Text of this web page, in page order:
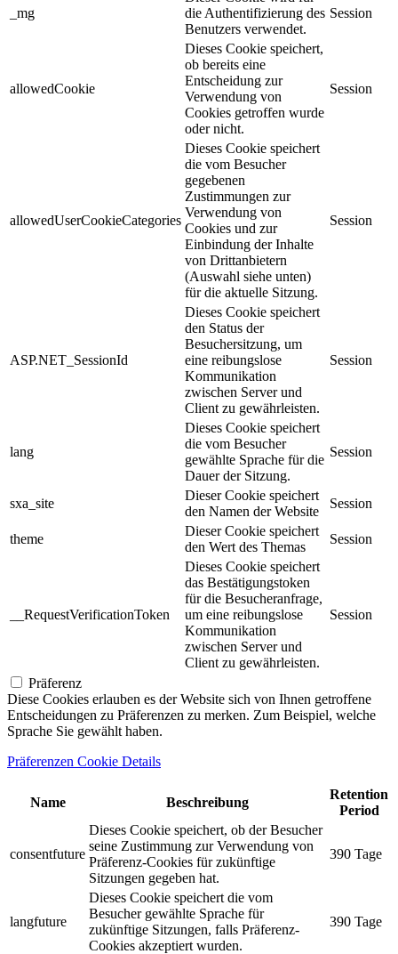
_mg
die Authentifizierung des
Benutzers verwendet.
Session
allowedCookie
Dieses Cookie speichert,
ob bereits eine
Entscheidung zur
Verwendung von
Cookies getroffen wurde
oder nicht.
Session
allowedUserCookieCategories
Dieses Cookie speichert
die vom Besucher
gegebenen
Zustimmungen zur
Verwendung von
Cookies und zur
Einbindung der Inhalte
von Drittanbietern
(Auswahl siehe unten)
für die aktuelle Sitzung.
Session
ASP.NET_SessionId
Dieses Cookie speichert
den Status der
Besuchersitzung, um
eine reibungslose
Kommunikation
zwischen Server und
Client zu gewährleisten.
Session
lang
Dieses Cookie speichert
die vom Besucher
gewählte Sprache für die
Dauer der Sitzung.
Session
sxa_site
Dieser Cookie speichert
den Namen der Website
Session
theme
Dieser Cookie speichert
den Wert des Themas
Session
__RequestVerificationToken
Dieses Cookie speichert
das Bestätigungstoken
für die Besucheranfrage,
um eine reibungslose
Kommunikation
zwischen Server und
Client zu gewährleisten.
Session
Präferenz
Diese Cookies erlauben es der Website sich von Ihnen getroffene
Entscheidungen zu Präferenzen zu merken. Zum Beispiel, welche
Sprache Sie gewählt haben.
Präferenzen Cookie Details
Name Beschreibung
Retention
Period
consentfuture
Dieses Cookie speichert, ob der Besucher
seine Zustimmung zur Verwendung von
Präferenz-Cookies für zukünftige
Sitzungen gegeben hat.
390 Tage
langfuture
Dieses Cookie speichert die vom
Besucher gewählte Sprache für
zukünftige Sitzungen, falls Präferenz-
Cookies akzeptiert wurden.
390 Tage